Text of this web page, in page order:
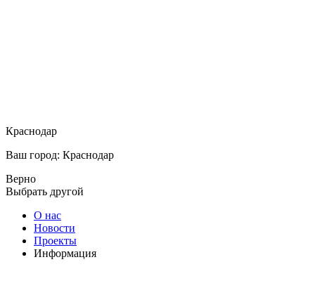
Краснодар
Ваш город: Краснодар
Верно
Выбрать другой
О нас
Новости
Проекты
Информация